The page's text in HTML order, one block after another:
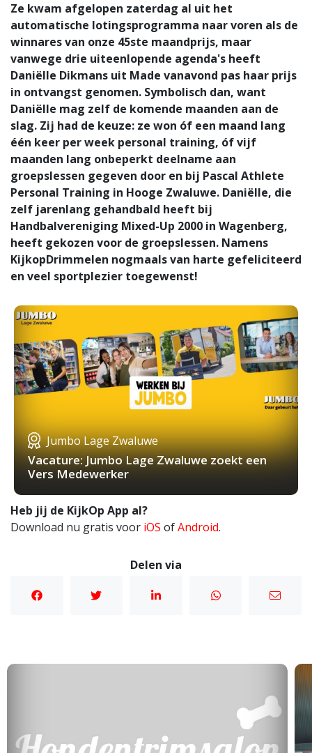
Ze kwam afgelopen zaterdag al uit het
automatische lotingsprogramma naar voren als de
winnares van onze 45ste maandprijs, maar
vanwege drie uiteenlopende agenda's heeft
Daniëlle Dikmans uit Made vanavond pas haar prijs
in ontvangst genomen. Symbolisch dan, want
Daniëlle mag zelf de komende maanden aan de
slag. Zij had de keuze: ze won óf een maand lang
één keer per week personal training, óf vijf
maanden lang onbeperkt deelname aan
groepslessen gegeven door en bij Pascal Athlete
Personal Training in Hooge Zwaluwe. Daniëlle, die
zelf jarenlang gehandbald heeft bij
Handbalvereniging Mixed-Up 2000 in Wagenberg,
heeft gekozen voor de groepslessen. Namens
KijkopDrimmelen nogmaals van harte gefeliciteerd
en veel sportplezier toegewenst!
Jumbo Lage Zwaluwe
Vacature: Jumbo Lage Zwaluwe zoekt een
Vers Medewerker
Heb jij de KijkOp App al?
Download nu gratis voor iOS ofAndroid.
Delen via